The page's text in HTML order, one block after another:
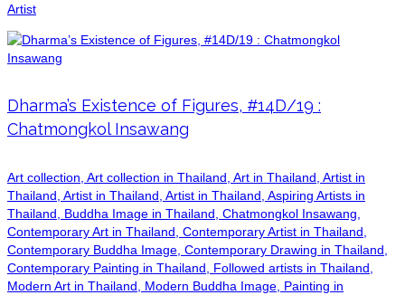
Artist
Dharma’s Existence of Figures, #14D/19 :
Chatmongkol Insawang
Art collection, Art collection in Thailand, Art in Thailand, Artist in
Thailand, Artist in Thailand, Artist in Thailand, Aspiring Artists in
Thailand, Buddha Image in Thailand, Chatmongkol Insawang,
Contemporary Art in Thailand, Contemporary Artist in Thailand,
Contemporary Buddha Image, Contemporary Drawing in Thailand,
Contemporary Painting in Thailand, Followed artists in Thailand,
Modern Art in Thailand, Modern Buddha Image, Painting in